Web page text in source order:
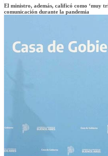
El ministro, además, calificó como ‘muy
comunicación durante la pandemia